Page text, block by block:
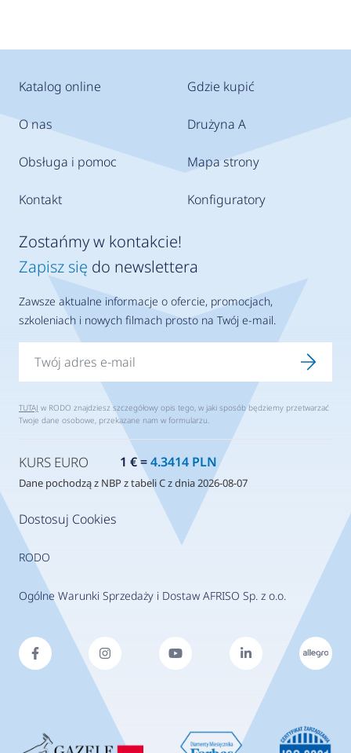
Katalog online
O nas
Obsługa i pomoc
Kontakt
Gdzie kupić
Drużyna A
Mapa strony
Konfiguratory
Dostosuj Cookies
RODO
Ogólne Warunki Sprzedaży i Dostaw AFRISO Sp. z o.o.
Zostańmy w kontakcie!
Zapisz się do newslettera
Zawsze aktualne informacje o ofercie, promocjach,
szkoleniach i nowych filmach prosto na Twój e-mail.
TUTAJ w RODO znajdziesz szczegółowy opis tego, w jaki sposób będziemy przetwarzać
Twoje dane osobowe, przekazane nam w formularzu.
KURS EURO 1 € =4.3414 PLN
Dane pochodzą z NBP z tabeli C z dnia 2026-08-07